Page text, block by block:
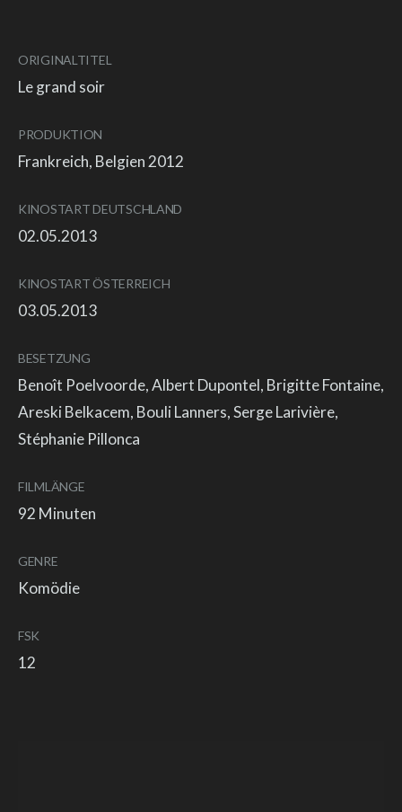
ORIGINALTITEL
Le grand soir
PRODUKTION
Frankreich, Belgien 2012
KINOSTART DEUTSCHLAND
02.05.2013
KINOSTART ÖSTERREICH
03.05.2013
BESETZUNG
Benoît Poelvoorde, Albert Dupontel, Brigitte Fontaine,
Areski Belkacem, Bouli Lanners, Serge Larivière,
Stéphanie Pillonca
FILMLÄNGE
92 Minuten
GENRE
Komödie
FSK
12